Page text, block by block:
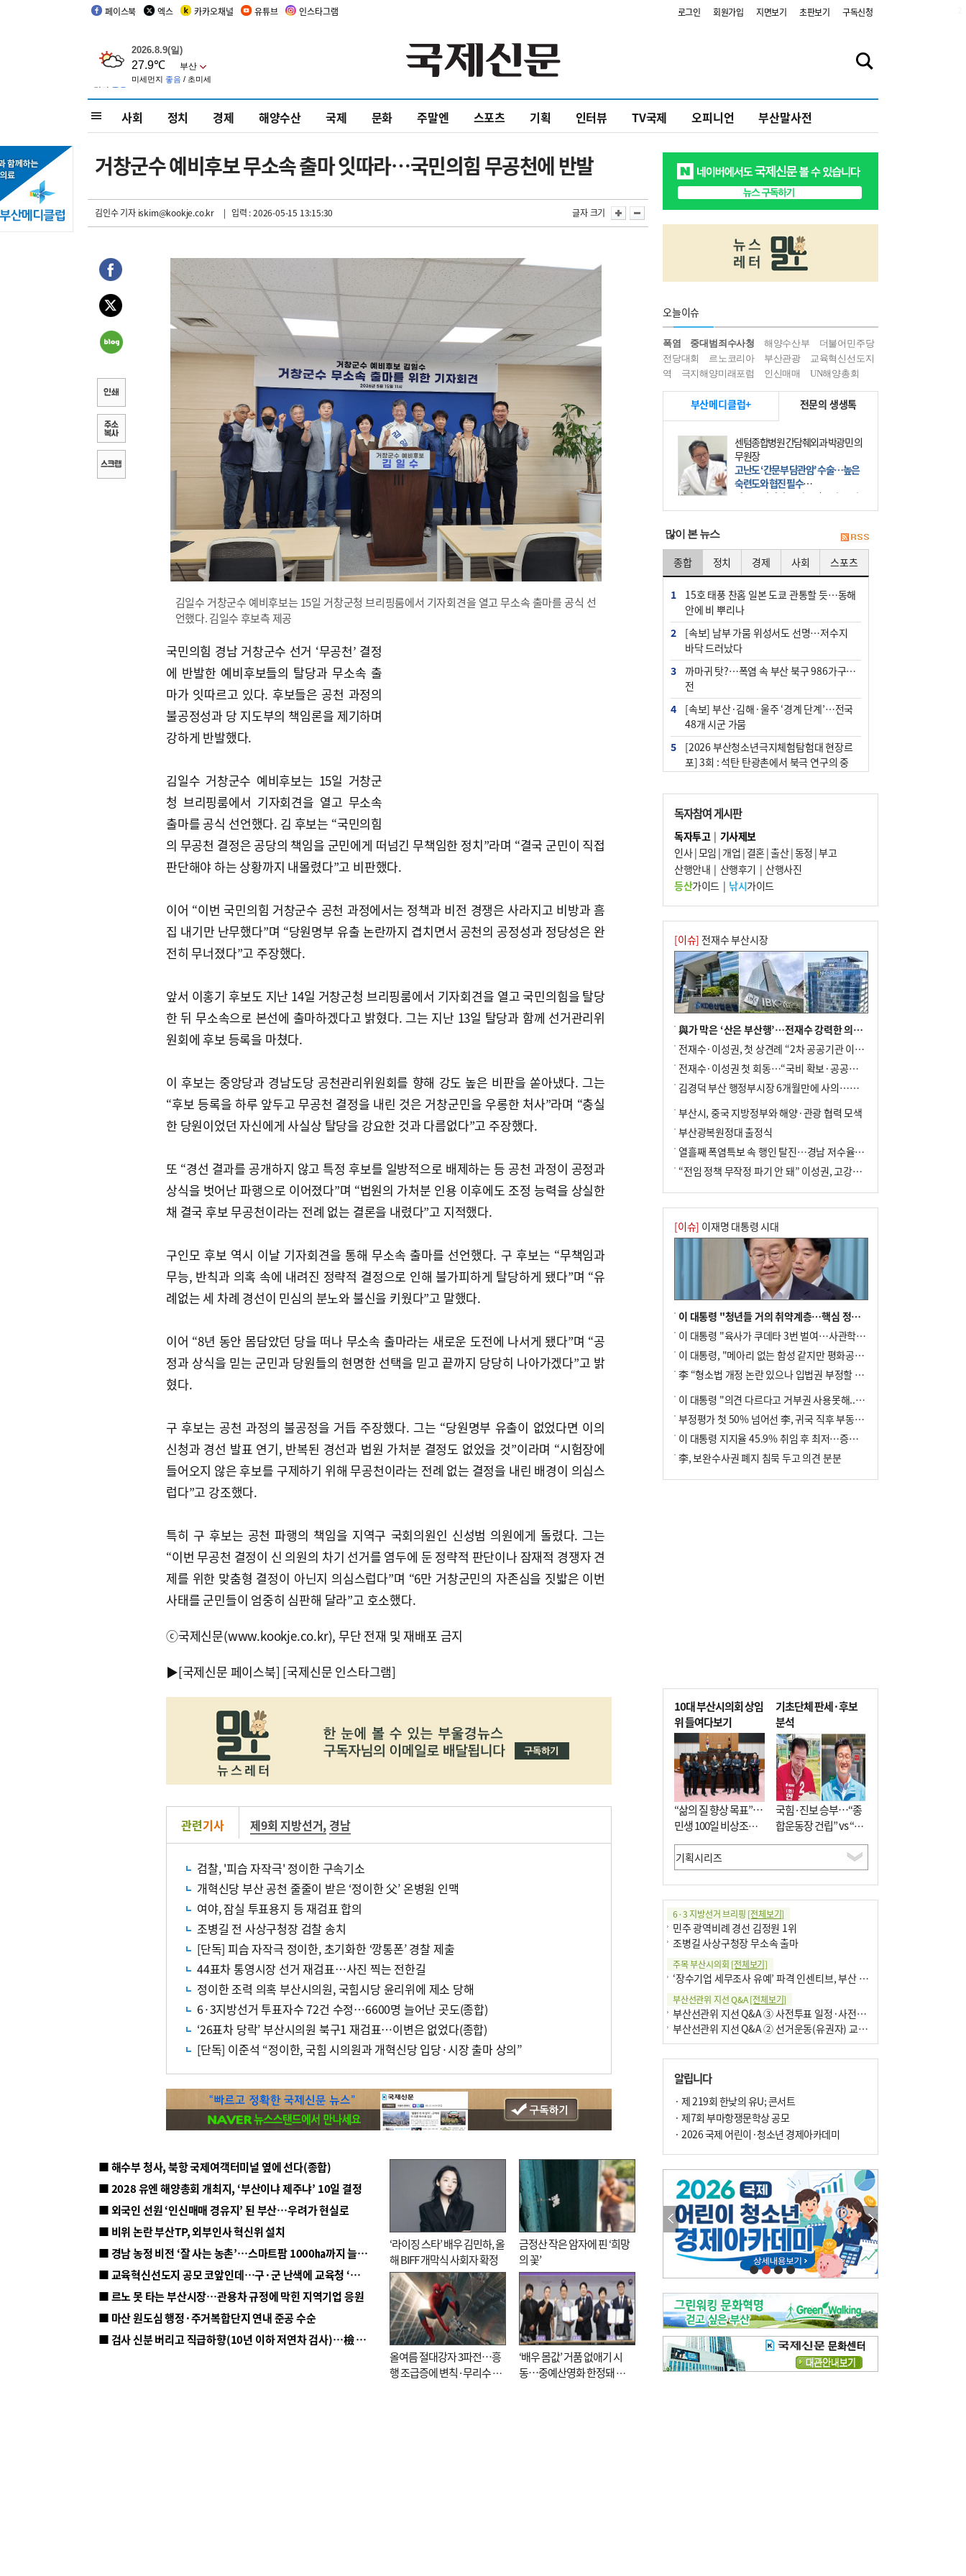
페이스북 엑스 카카오채널 유튜브 인스타그램 로그인 회원가입 지면보기 초판보기 구독신청
사회 정치 경제 해양수산 국제 문화 주말엔 스포츠 기획 인터뷰 TV국제 오피니언 부산말사전
거창군수 예비후보 무소속 출마 잇따라…국민의힘 무공천에 반발
김인수 기자iskim@kookje.co.kr | 입력 : 2026-05-15 13:15:30 글자 크기
김일수 거창군수 예비후보는 15일 거창군청 브리핑룸에서 기자회견을 열고 무소속 출마를 공식 선
언했다. 김일수 후보측 제공
국민의힘 경남 거창군수 선거 ‘무공천’ 결정
에 반발한 예비후보들의 탈당과 무소속 출
마가 잇따르고 있다. 후보들은 공천 과정의
불공정성과 당 지도부의 책임론을 제기하며
강하게 반발했다.
김일수 거창군수 예비후보는 15일 거창군
청 브리핑룸에서 기자회견을 열고 무소속
출마를 공식 선언했다. 김 후보는 “국민의힘
의 무공천 결정은 공당의 책임을 군민에게 떠넘긴 무책임한 정치”라며 “결국 군민이 직접
판단해야 하는 상황까지 내몰렸다”고 비판했다.
이어 “이번 국민의힘 거창군수 공천 과정에서는 정책과 비전 경쟁은 사라지고 비방과 흠
집 내기만 난무했다”며 “당원명부 유출 논란까지 겹치면서 공천의 공정성과 정당성은 완
전히 무너졌다”고 주장했다.
앞서 이홍기 후보도 지난 14일 거창군청 브리핑룸에서 기자회견을 열고 국민의힘을 탈당
한 뒤 무소속으로 본선에 출마하겠다고 밝혔다. 그는 지난 13일 탈당과 함께 선거관리위
원회에 후보 등록을 마쳤다.
이 후보는 중앙당과 경남도당 공천관리위원회를 향해 강도 높은 비판을 쏟아냈다. 그는
“후보 등록을 하루 앞두고 무공천 결정을 내린 것은 거창군민을 우롱한 처사”라며 “충실
한 당원이었던 자신에게 사실상 탈당을 강요한 것과 다름없다”고 주장했다.
또 “경선 결과를 공개하지 않고 특정 후보를 일방적으로 배제하는 등 공천 과정이 공정과
상식을 벗어난 파행으로 이어졌다”며 “법원의 가처분 인용 이후에도 조정 능력을 상실한
채 결국 후보 무공천이라는 전례 없는 결론을 내렸다”고 지적했다.
구인모 후보 역시 이날 기자회견을 통해 무소속 출마를 선언했다. 구 후보는 “무책임과
무능, 반칙과 의혹 속에 내려진 정략적 결정으로 인해 불가피하게 탈당하게 됐다”며 “유
례없는 세 차례 경선이 민심의 분노와 불신을 키웠다”고 말했다.
이어 “8년 동안 몸담았던 당을 떠나 무소속 출마라는 새로운 도전에 나서게 됐다”며 “공
정과 상식을 믿는 군민과 당원들의 현명한 선택을 믿고 끝까지 당당히 나아가겠다”고 밝
혔다.
구 후보는 공천 과정의 불공정을 거듭 주장했다. 그는 “당원명부 유출이 없었다면 이의
신청과 경선 발표 연기, 반복된 경선과 법원 가처분 결정도 없었을 것”이라며 “시험장에
들어오지 않은 후보를 구제하기 위해 무공천이라는 전례 없는 결정을 내린 배경이 의심스
럽다”고 강조했다.
특히 구 후보는 공천 파행의 책임을 지역구 국회의원인 신성범 의원에게 돌렸다. 그는
“이번 무공천 결정이 신 의원의 차기 선거를 염두에 둔 정략적 판단이나 잠재적 경쟁자 견
제를 위한 맞춤형 결정이 아닌지 의심스럽다”며 “6만 거창군민의 자존심을 짓밟은 이번
사태를 군민들이 엄중히 심판해 달라”고 호소했다.
ⓒ국제신문(www.kookje.co.kr), 무단 전재 및 재배포 금지
▶[국제신문 페이스북] [국제신문 인스타그램]
관련기사 제9회 지방선거, 경남
검찰, '피습 자작극' 정이한 구속기소
개혁신당 부산 공천 줄줄이 받은 ‘정이한 父’ 온병원 인맥
여야, 잠실 투표용지 등 재검표 합의
조병길 전 사상구청장 검찰 송치
[단독] 피습 자작극 정이한, 초기화한 ‘깡통폰’ 경찰 제출
44표차 통영시장 선거 재검표…사진 찍는 전한길
정이한 조력 의혹 부산시의원, 국힘시당 윤리위에 제소 당해
6·3지방선거 투표자수 72건 수정…6600명 늘어난 곳도(종합)
‘26표차 당락’ 부산시의원 북구1 재검표…이변은 없었다(종합)
[단독] 이준석 “정이한, 국힘 시의원과 개혁신당 입당·시장 출마 상의”
■ 해수부 청사, 북항 국제여객터미널 옆에 선다(종합)
■ 2028 유엔 해양총회 개최지, ‘부산이냐 제주냐’ 10일 결정
■ 외국인 선원 ‘인신매매 경유지’ 된 부산…우려가 현실로
■ 비위 논란 부산TP, 외부인사 혁신위 설치
■ 경남 농정 비전 ‘잘 사는 농촌’…스마트팜 1000㏊까지 늘린다
■ 교육혁신선도지 공모 코앞인데…구·군 난색에 교육청 ‘쩔쩔’
■ 르노 못 타는 부산시장…관용차 규정에 막힌 지역기업 응원
■ 마산 원도심 행정·주거복합단지 연내 준공 수순
■ 검사 신분 버리고 직급하향(10년 이하 저연차 검사)…檢 중수청행 기피
‘라이징 스타’ 배우 김민하, 올
해 BIFF 개막식 사회자 확정
금정산 작은 암자에 핀 ‘희망
의 꽃’
올여름 절대강자 3파전…흥
행 조급증에 변칙·무리수 마
‘배우 몸값’ 거품 없애기 시
동…중예산영화 한정돼 실
오늘이슈
폭염 중대범죄수사청 해양수산부
더불어민주당
전당대회
르노코리아 부산관광
교육혁신선도지
역
극지해양미래포럼 인신매매 UN해양총회
부산메디클럽+ 전문의 생생톡
센텀종합병원 간담췌외과 박광민 의
무원장
고난도 ‘간문부 담관암’ 수술…높은
숙련도와 협진 필수
간문부 담관암(클라츠킨 종양)은 좌
우 간에서 나오는, 담관(담즙 배출 경
部)’에 생기는 악성 종양이다. 간동맥
문맥 림프절 담
많이 본 뉴스
종합 정치 경제 사회 스포츠
1
15호 태풍 찬홈 일본 도쿄 관통할 듯…동해
안에 비 뿌리나
2
[속보] 남부 가뭄 위성서도 선명…저수지
바닥 드러났다
3
까마귀 탓?…폭염 속 부산 북구 986가구 정
전
4
[속보] 부산·김해·울주 ‘경계 단계’…전국
48개 시군 가뭄
5
[2026 부산청소년극지체험탐험대 현장르
포] 3회 : 석탄 탄광촌에서 북극 연구의 중
위는 지속
7
‘혐오표현’ 쓰면 지방공무원 최대 파면까지
중징계
8
부산 해운대구 아파트 14층서 불…실외기
과열 추정
10 김해시의회, 11일 544억 원 규모 민생지원
금 조례안 처리 주목
독자참여 게시판
독자투고| 기사제보
인사|모임 | 개업 | 결혼|출산|동정 |부고
산행안내 | 산행후기 | 산행사진
등산가이드| 낚시가이드
[이슈] 전재수 부산시장
與가 막은 ‘산은 부산행’…전재수 강력한 의지 표명 없인 공염불
전재수·이성권, 첫 상견례 “2차 공공기관 이전 초당 협력”(종합)
전재수·이성권 첫 회동…“국비 확보·공공기관 이전 협력”
김경덕 부산 행정부시장 6개월만에 사의…후임 인선 촉각
부산시, 중국 지방정부와 해양·관광 협력 모색
부산광복원정대 출정식
열흘째 폭염특보 속 행인 탈진…경남 저수율 평년의 절반
“전임 정책 무작정 파기 안 돼” 이성권, 고강도 ‘전재수 견제’ 예고
[이슈] 이재명 대통령 시대
이 대통령 "청년들 거의 취약계층…핵심 정책 재편""
이 대통령 "육사가 쿠데타 3번 벌여…사관학교 통합 신속히 추진"
이 대통령, "메아리 없는 함성 같지만 평화공존책 계속해야"
李 “형소법 개정 논란 있으나 입법권 부정할 만큼은 아냐”(종합)
이 대통령 "의견 다르다고 거부권 사용못해.. 입법권 부정할 상황이라 보기 어려워"
부정평가 첫 50% 넘어선 李, 귀국 직후 부동산·증시 점검(종합)
이 대통령 지지율 45.9% 취임 후 최저…증시 폭락·연임 개헌 논란 영향
李, 보완수사권 폐지 침묵 두고 의견 분분
10대 부산시의회 상임
위 들여다보기
“삶의 질 향상 목표”…
민생 100일 비상조치
면밀 심사
기초단체 판세·후보
분석
국힘·진보 승부…“종
합운동장 건립” vs “출
근 공공버스 도입”
6·3 지방선거 브리핑 [전체보기]
민주 광역비례 경선 김정원 1위
조병길 사상구청장 무소속 출마
주목 부산시의회 [전체보기]
‘장수기업 세무조사 유예’ 파격 인센티브, 부산 유출 막을까
부산선관위 지선 Q&A[전체보기]
부산선관위 지선 Q&A ③ 사전투표 일정·사전투표함 보관
부산선관위 지선 Q&A ② 선거운동(유권자) 교육감투표용지
알립니다
· 제 219회 한낮의 유U; 콘서트
· 제7회 부마항쟁문학상 공모
· 2026 국제 어린이·청소년 경제아카데미